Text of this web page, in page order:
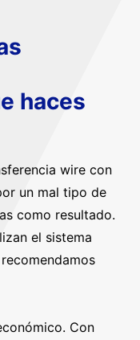
haces
wire con
un mal tipo de
como resultado.
el sistema
Con